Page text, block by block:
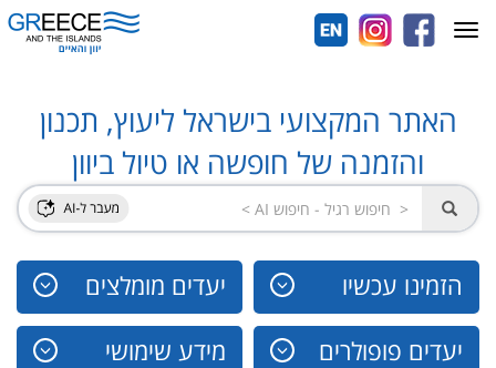
האתר המקצועי בישראל ליעוץ, תכנון
והזמנה של חופשה או טיול ביוון
הזמינו עכשיו יעדים מומלצים
יעדים פופולרים מידע שימושי
Toggle
navigation